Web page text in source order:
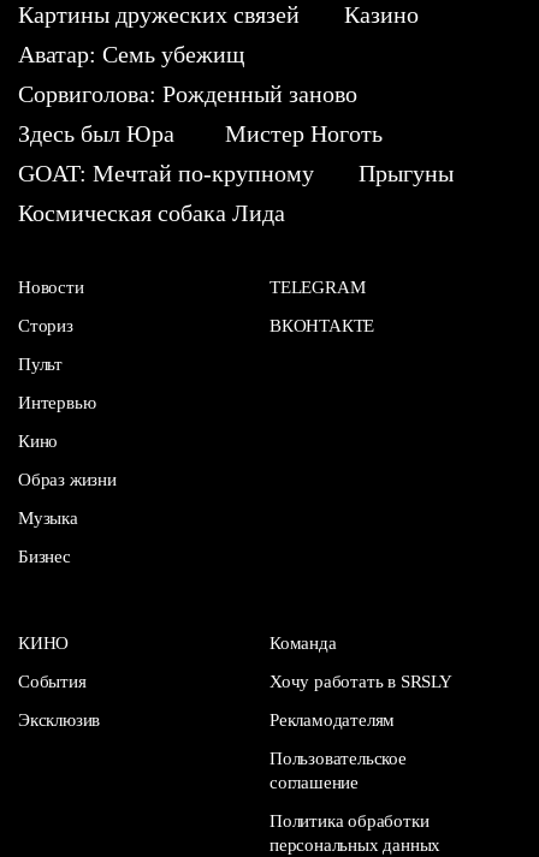
Картины дружеских связей
Казино
Аватар: Семь убежищ
Сорвиголова: Рожденный заново
Здесь был Юра
Мистер Ноготь
GOAT: Мечтай по-крупному
Прыгуны
Космическая собака Лида
Новости
Сториз
Пульт
Интервью
Кино
Образ жизни
Музыка
Бизнес
TELEGRAM
ВКОНТАКТЕ
КИНО
События
Эксклюзив
Команда
Хочу работать в SRSLY
Рекламодателям
Пользовательское
соглашение
Политика обработки
персональных данных